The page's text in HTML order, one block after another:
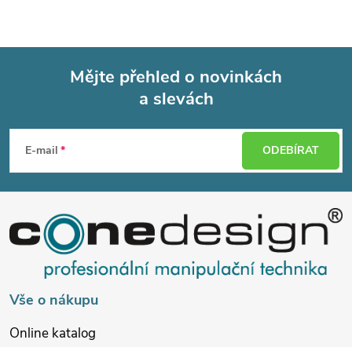
p
a
Mějte přehled o novinkách
a slevách
E-mail ODEBÍRAT
Vše o nákupu
Online katalog